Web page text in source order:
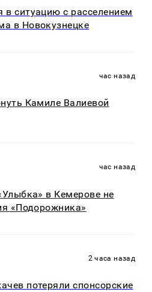
ситуацию с расселением
в Новокузнецке
час назад
Камиле Валиевой
час назад
в Кемерове не
«Подорожника»
2 часа назад
потеряли спонсорские